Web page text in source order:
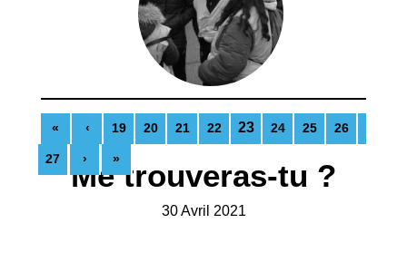
Me trouveras-tu ?
30 Avril 2021
« ‹ 19 20 21 22 23 24 25 26
27 › »